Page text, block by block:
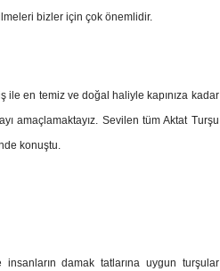
bizler için çok önemlidir.
ile en temiz ve doğal haliyle kapınıza kadar
amaçlamaktayız. Sevilen tüm Aktat Turşu
konuştu.
damak tatlarına uygun turşular